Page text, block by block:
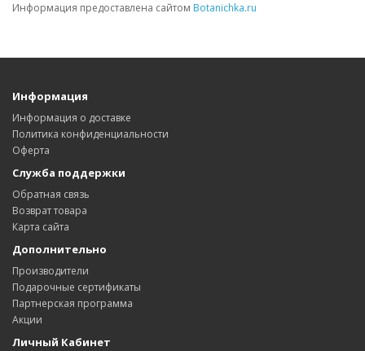
Информация предоставлена сайтом Botanichka.ru
Информация
Информация о доставке
Политика конфиденциальности
Оферта
Служба поддержки
Обратная связь
Возврат товара
Карта сайта
Дополнительно
Производители
Подарочные сертификаты
Партнерская программа
Акции
Личный Кабинет